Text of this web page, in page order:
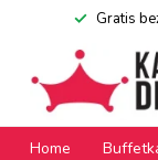
Gratis
Home